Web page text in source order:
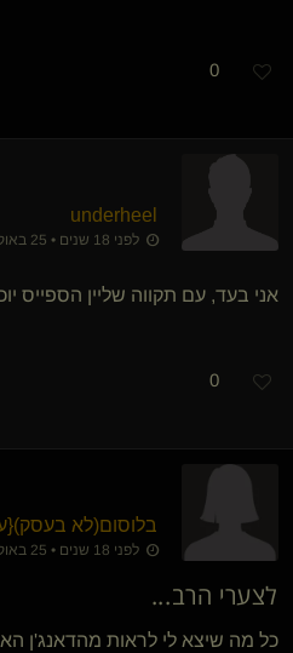
0
underheel
לפני 18 שנים • 25 באוק׳ 2008
אני בעד, עם תקווה שליין הספייס
0
בלוסום​(לא בעסק)​{
לפני 18 שנים • 25 באוק׳ 2008
לצערי הרב...
כל מה שיצא לי לראות מהדאנג'ן